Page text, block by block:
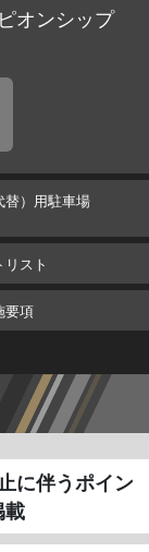
オンシップ
替）用駐車場
リスト
要項
に伴うポイン
載